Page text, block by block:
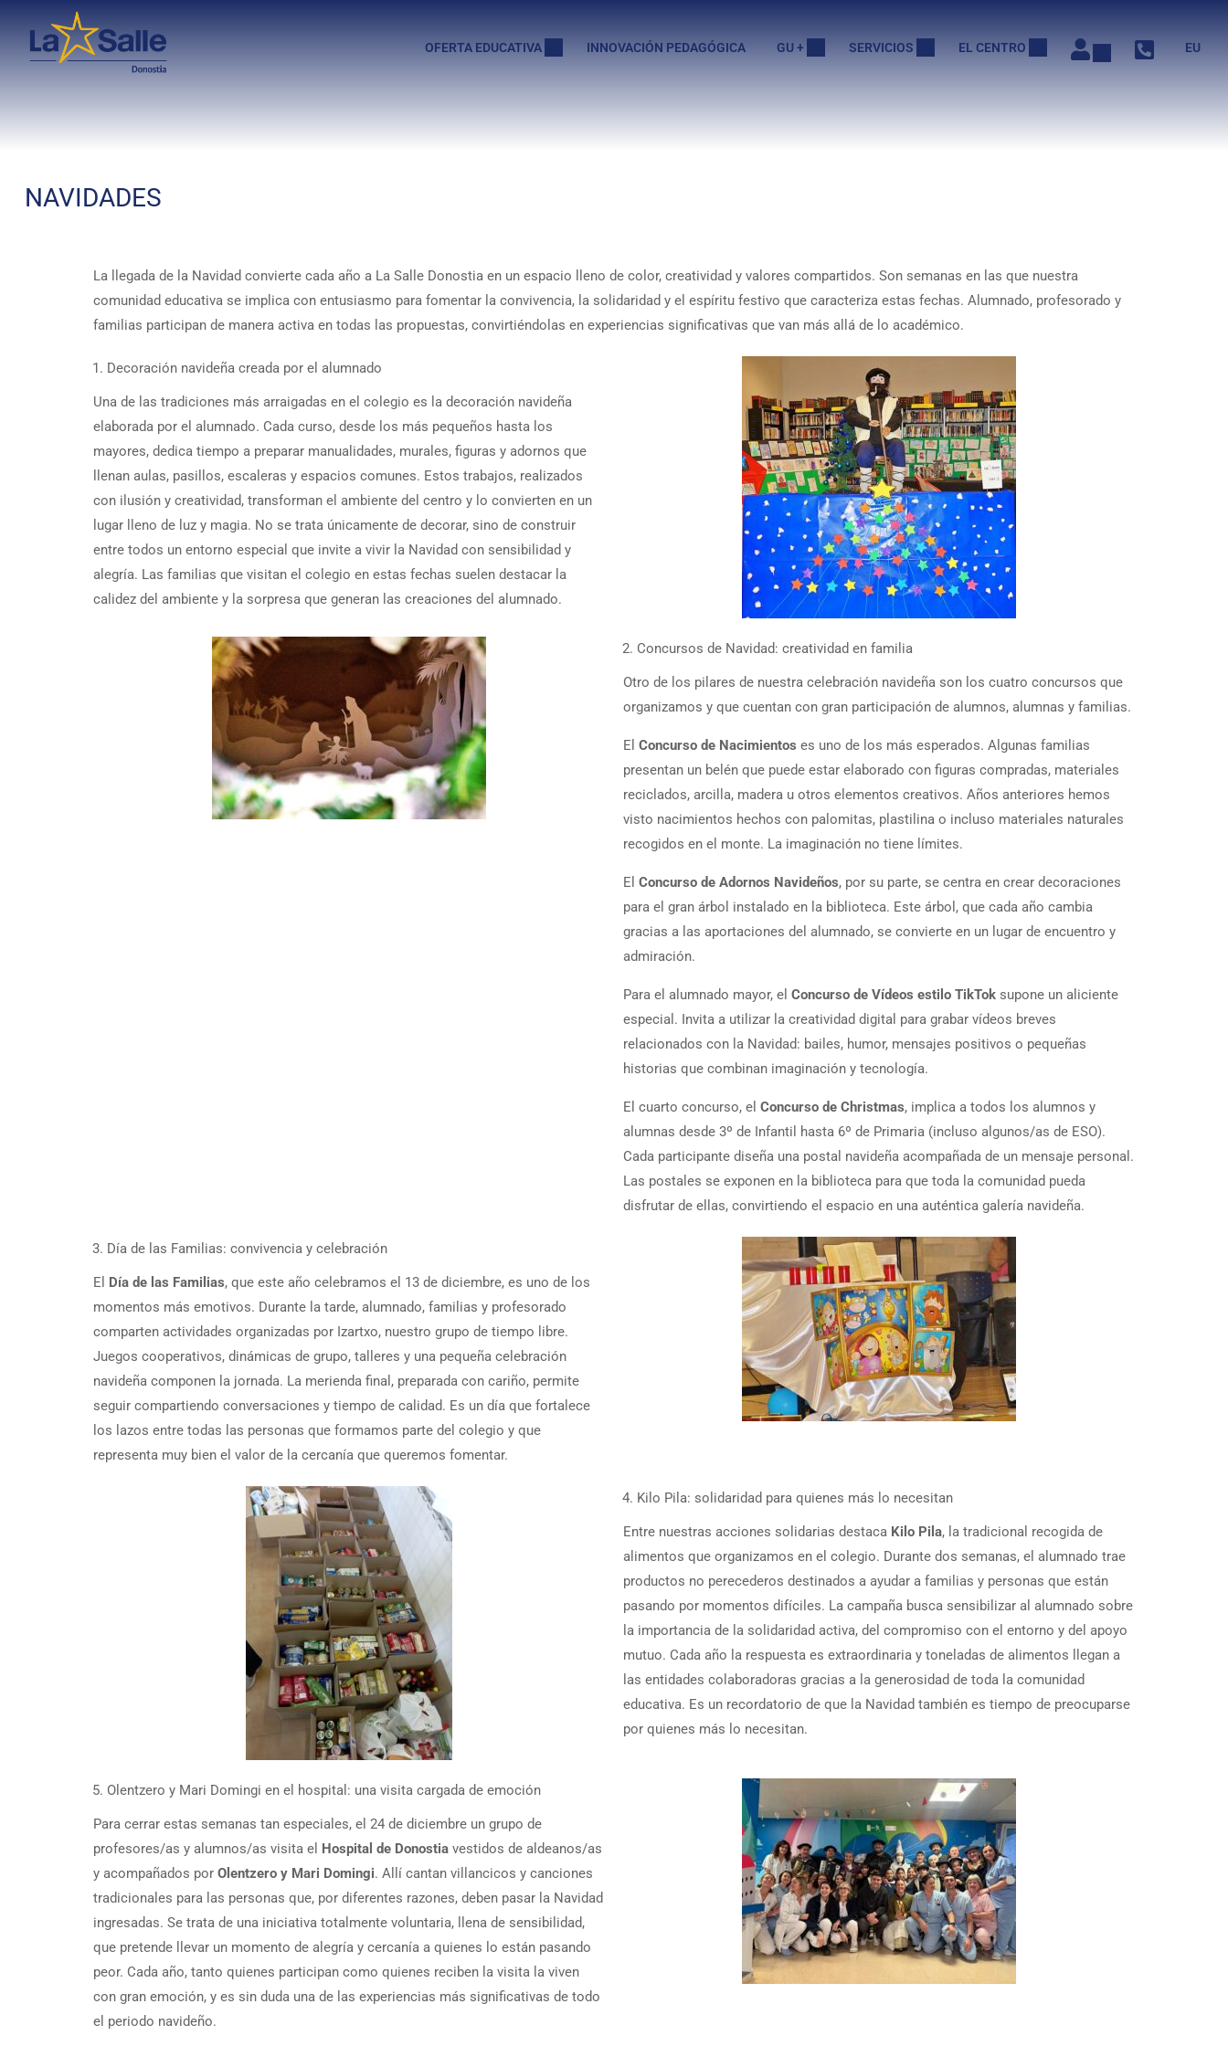
OFERTA EDUCATIVA INNOVACIÓN PEDAGÓGICA GU + SERVICIOS EL CENTRO EU
NAVIDADES
La llegada de la Navidad convierte cada año a La Salle Donostia en un espacio lleno de color, creatividad y valores compartidos. Son semanas en las que nuestra
comunidad educativa se implica con entusiasmo para fomentar la convivencia, la solidaridad y el espíritu festivo que caracteriza estas fechas. Alumnado, profesorado y
familias participan de manera activa en todas las propuestas, convirtiéndolas en experiencias significativas que van más allá de lo académico.
Decoración navideña creada por el alumnado
Una de las tradiciones más arraigadas en el colegio es la decoración navideña
elaborada por el alumnado. Cada curso, desde los más pequeños hasta los
mayores, dedica tiempo a preparar manualidades, murales, figuras y adornos que
llenan aulas, pasillos, escaleras y espacios comunes. Estos trabajos, realizados
con ilusión y creatividad, transforman el ambiente del centro y lo convierten en un
lugar lleno de luz y magia. No se trata únicamente de decorar, sino de construir
entre todos un entorno especial que invite a vivir la Navidad con sensibilidad y
alegría. Las familias que visitan el colegio en estas fechas suelen destacar la
calidez del ambiente y la sorpresa que generan las creaciones del alumnado.
Concursos de Navidad: creatividad en familia
Otro de los pilares de nuestra celebración navideña son los cuatro concursos que
organizamos y que cuentan con gran participación de alumnos, alumnas y familias.
El Concurso de Nacimientos es uno de los más esperados. Algunas familias
presentan un belén que puede estar elaborado con figuras compradas, materiales
reciclados, arcilla, madera u otros elementos creativos. Años anteriores hemos
visto nacimientos hechos con palomitas, plastilina o incluso materiales naturales
recogidos en el monte. La imaginación no tiene límites.
El Concurso de Adornos Navideños, por su parte, se centra en crear decoraciones
para el gran árbol instalado en la biblioteca. Este árbol, que cada año cambia
gracias a las aportaciones del alumnado, se convierte en un lugar de encuentro y
admiración.
Para el alumnado mayor, el Concurso de Vídeos estilo TikTok supone un aliciente
especial. Invita a utilizar la creatividad digital para grabar vídeos breves
relacionados con la Navidad: bailes, humor, mensajes positivos o pequeñas
historias que combinan imaginación y tecnología.
El cuarto concurso, el Concurso de Christmas, implica a todos los alumnos y
alumnas desde 3º de Infantil hasta 6º de Primaria (incluso algunos/as de ESO).
Cada participante diseña una postal navideña acompañada de un mensaje personal.
Las postales se exponen en la biblioteca para que toda la comunidad pueda
disfrutar de ellas, convirtiendo el espacio en una auténtica galería navideña.
Día de las Familias: convivencia y celebración
El Día de las Familias, que este año celebramos el 13 de diciembre, es uno de los
momentos más emotivos. Durante la tarde, alumnado, familias y profesorado
comparten actividades organizadas por Izartxo, nuestro grupo de tiempo libre.
Juegos cooperativos, dinámicas de grupo, talleres y una pequeña celebración
navideña componen la jornada. La merienda final, preparada con cariño, permite
seguir compartiendo conversaciones y tiempo de calidad. Es un día que fortalece
los lazos entre todas las personas que formamos parte del colegio y que
representa muy bien el valor de la cercanía que queremos fomentar.
Kilo Pila: solidaridad para quienes más lo necesitan
Entre nuestras acciones solidarias destaca Kilo Pila, la tradicional recogida de
alimentos que organizamos en el colegio. Durante dos semanas, el alumnado trae
productos no perecederos destinados a ayudar a familias y personas que están
pasando por momentos difíciles. La campaña busca sensibilizar al alumnado sobre
la importancia de la solidaridad activa, del compromiso con el entorno y del apoyo
mutuo. Cada año la respuesta es extraordinaria y toneladas de alimentos llegan a
las entidades colaboradoras gracias a la generosidad de toda la comunidad
educativa. Es un recordatorio de que la Navidad también es tiempo de preocuparse
por quienes más lo necesitan.
Olentzero y Mari Domingi en el hospital: una visita cargada de emoción
Para cerrar estas semanas tan especiales, el 24 de diciembre un grupo de
profesores/as y alumnos/as visita el Hospital de Donostia vestidos de aldeanos/as
y acompañados por Olentzero y Mari Domingi. Allí cantan villancicos y canciones
tradicionales para las personas que, por diferentes razones, deben pasar la Navidad
ingresadas. Se trata de una iniciativa totalmente voluntaria, llena de sensibilidad,
que pretende llevar un momento de alegría y cercanía a quienes lo están pasando
peor. Cada año, tanto quienes participan como quienes reciben la visita la viven
con gran emoción, y es sin duda una de las experiencias más significativas de todo
el periodo navideño.